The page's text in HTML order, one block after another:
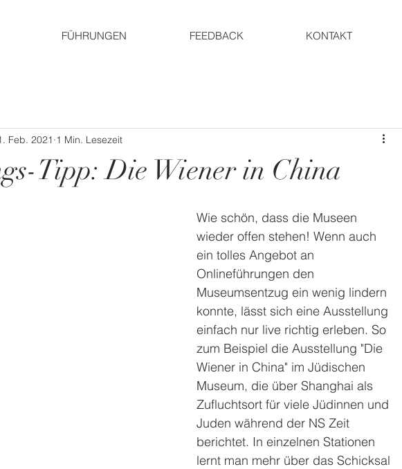
FÜHRUNGEN FEEDBACK KONTAKT
Tipp: Die Wiener in China
Feb. 2021 1 Min. Lesezeit
Wie schön, dass die Museen
wieder offen stehen! Wenn auch
ein tolles Angebot an
Onlineführungen den
Museumsentzug ein wenig lindern
konnte, lässt sich eine Ausstellung
einfach nur live richtig erleben. So
zum Beispiel die Ausstellung "Die
Wiener in China" im Jüdischen
Museum, die über Shanghai als
Zufluchtsort für viele Jüdinnen und
Juden während der NS Zeit
berichtet. In einzelnen Stationen
lernt man mehr über das Schicksal